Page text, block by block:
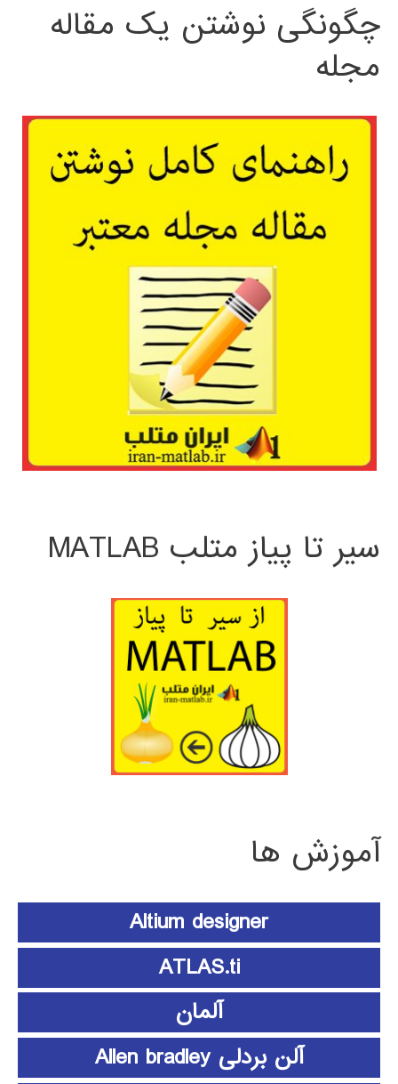
چگونگی نوشتن یک مقاله
مجله
سیر تا پیاز متلب MATLAB
آموزش ها
Altium designer
ATLAS.ti
آلمان
آلن بردلی Allen bradley